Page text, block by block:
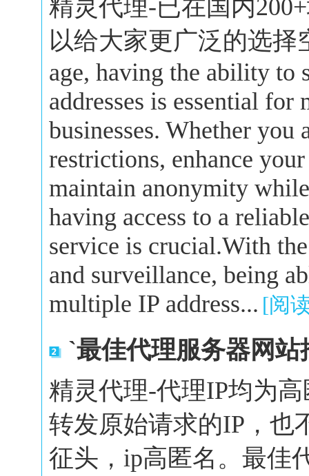
精灵代理-已在国内
以给大家更广泛的选择
age, having the ability to
addresses is essential
businesses. Whether you
restrictions, enhance
maintain anonymity
having access to a
service is crucial.With
and surveillance, being
multiple IP address... [阅
`最佳代理服务器网
精灵代理-代理IP均为
转发原始请求的IP，也
征头，ip高匿名。最佳